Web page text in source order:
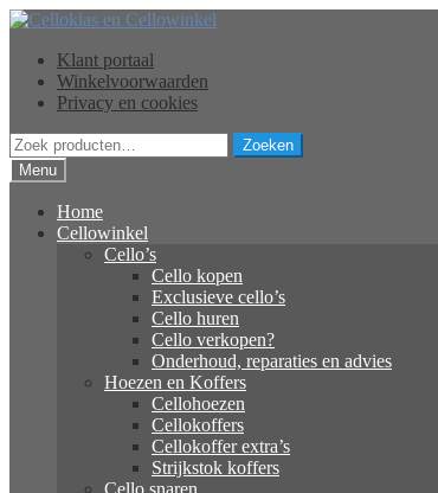
Ga
naar
navigatie
Ga
inhoud
Klant portaal
Winkelvoorwaarden
Privacy en cookies
Zoeken
naar:
Zoeken
Menu
Home
Cellowinkel
Cello’s
Cello kopen
Exclusieve cello’s
Cello huren
Cello verkopen?
Onderhoud, reparaties en advies
Hoezen en Koffers
Cellohoezen
Cellokoffers
Cellokoffer extra’s
Strijkstok koffers
Cello snaren